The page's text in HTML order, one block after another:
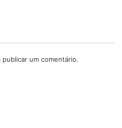
publicar um comentário.